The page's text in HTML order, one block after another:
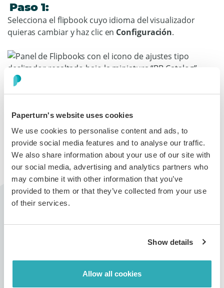
Paperturn's website uses cookies
We use cookies to personalise content and ads, to
provide social media features and to analyse our traffic.
We also share information about your use of our site with
our social media, advertising and analytics partners who
may combine it with other information that you’ve
provided to them or that they’ve collected from your use
of their services.
Show details
Allow all cookies
Paso 1:
Selecciona el flipbook cuyo idioma del visualizador
quieras cambiar y haz clic en Configuración.
Paso 2:
EnCrear, selecciona Configuración
Detalles
, abre el menú desplegable
Idioma del
visualizador del flipbook
, elige el idioma que desees y
haz clic en Guardar
confirmar que el idioma del visualizador ha cambiado.